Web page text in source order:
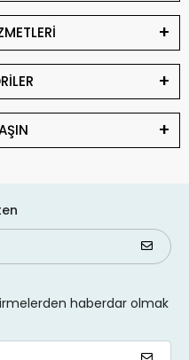
haberdar olmak